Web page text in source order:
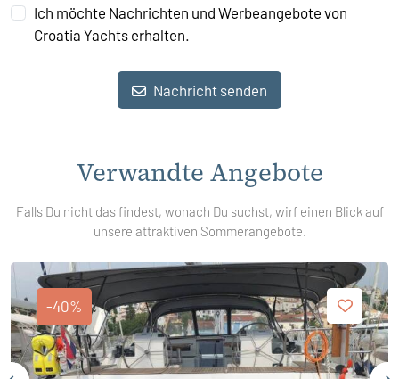
Ich möchte Nachrichten und Werbeangebote von
Croatia Yachts erhalten.
Nachricht senden
Verwandte Angebote
Falls Du nicht das findest, wonach Du suchst, wirf einen Blick auf
unsere attraktiven Sommerangebote.
-40%